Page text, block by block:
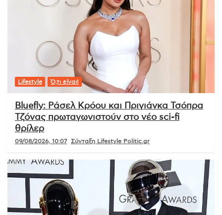
Lifestyle Ό,τι είναι!
Bluefly: Ράσελ Κρόου και Πριγιάνκα Τσόπρα
Τζόνας πρωταγωνιστούν στο νέο sci-fi
θρίλερ
09/08/2026, 10:07 Σύνταξη Lifestyle Politic.gr